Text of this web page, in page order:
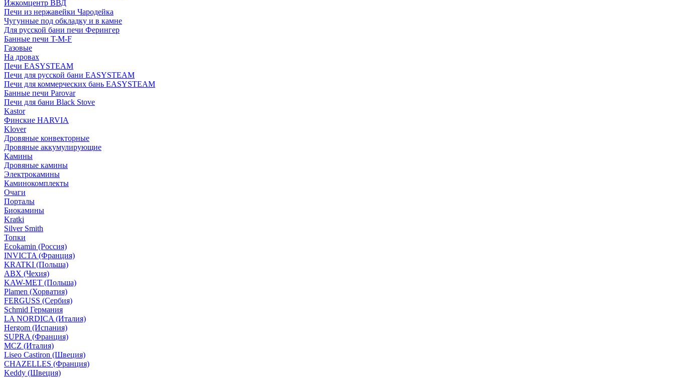
Ижкомцентр ВВД
Печи из нержавейки Чародейка
Чугунные под обкладку и в камне
Для русской бани печи Ферингер
Банные печи T-M-F
Газовые
На дровах
Печи EASYSTEAM
Печи для русской бани EASYSTEAM
Печи для коммерческих бань EASYSTEAM
Банные печи Parovar
Печи для бани Black Stove
Kastor
Финские HARVIA
Klover
Дровяные конвекторные
Дровяные аккумулирующие
Камины
Дровяные камины
Электрокамины
Каминокомплекты
Очаги
Порталы
Биокамины
Kratki
Silver Smith
Топки
Ecokamin (Россия)
INVICTA (Франция)
KRATKI (Польша)
ABX (Чехия)
KAW-MET (Польша)
Plamen (Хорватия)
FERGUSS (Сербия)
Schmid Германия
LA NORDICA (Италия)
Hergom (Испания)
SUPRA (Франция)
MCZ (Италия)
Liseo Castiron (Швеция)
CHAZELLES (Франция)
Keddy (Швеция)